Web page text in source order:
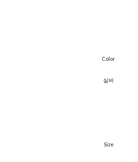
Color
실버
Size